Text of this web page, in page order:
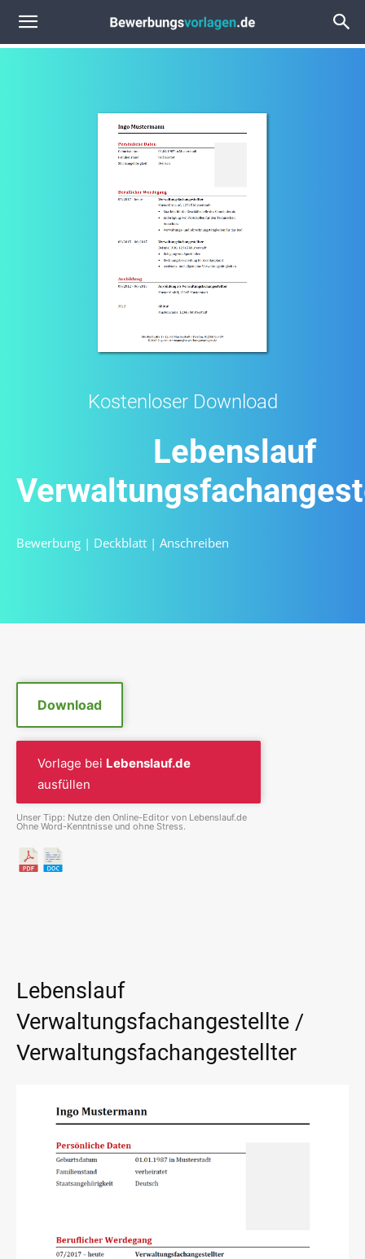
Kostenloser Download
Lebenslauf
Bewerbung | Deckblatt | Anschreiben
Download
Vorlage bei Lebenslauf.de
ausfüllen
Unser Tipp: Nutze den Online-Editor von Lebenslauf.de
Ohne Word-Kenntnisse und ohne Stress.
Lebenslauf
Verwaltungsfachangestellte /
Verwaltungsfachangestellter